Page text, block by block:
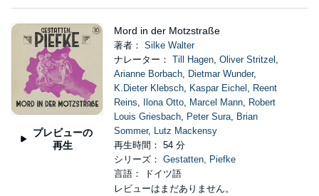
プレビューの
再生
Mord in der Motzstraße
著者： Silke Walter
ナレーター： Till Hagen, Oliver Stritzel ,
Arianne Borbach, Dietmar Wunder,
K.Dieter Klebsch, Kaspar Eichel , Reent
Reins, Ilona Otto, Marcel Mann, Robert
Louis Griesbach, Peter Sura, Brian
Sommer, Lutz Mackensy
再生時間： 54 分
シリーズ： Gestatten, Piefke
言語： ドイツ語
レビューはまだありません。